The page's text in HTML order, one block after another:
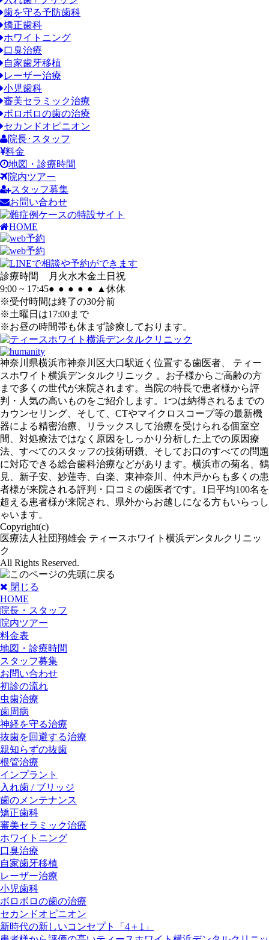
歯を守る予防歯科
矯正歯科
ホワイトニング
口臭治療
自家歯牙移植
レーザー治療
小児歯科
審美セラミック治療
ボロボロの歯の治療
セカンドオピニオン
院長･スタッフ
料金
地図・診療時間
院内ツアー
スタッフ募集
お問い合わせ
HOME
診療時間 月 火水木金土 日 祝
9:00 ~ 17:45● ● ● ● ● ▲ 休休
※受付時間は終了の30分前
※土曜日は17:00まで
※お昼の時間帯も休まず診療しております。
神奈川県横浜市神奈川区大口駅近く位置する歯医者、 ティー
スホワイト横浜デンタルクリニック 。お子様からご高齢の方
まで多くの世代が来院されます。当院の特長で患者様から評
判・人気の高いものをご紹介します。1つは納得されるまでの
カウンセリング、そして、CTやマイクロスコープ等の最新機
器による精密治療、リラックスして治療を受けられる個室空
間、対処療法ではなく原因をしっかり分析した上での原因療
法、すべてのスタッフの技術研鑽、そしてお口のすべての問題
に対応できる総合歯科治療などがあります。横浜市の菊名、鶴
見、新子安、妙蓮寺、白楽、東神奈川、仲木戸からも多くの患
者様が来院される評判・口コミの歯医者です。1日平均100名を
超える患者様が来院され、県外からお越しになる方もいらっし
ゃいます。
Copyright(c)
医療法人社団翔雄会 ティースホワイト横浜デンタルクリニッ
ク
All Rights Reserved.
閉じる
HOME
院長・スタッフ
院内ツアー
料金表
地図・診療時間
スタッフ募集
お問い合わせ
初診の流れ
虫歯治療
歯周病
神経を守る治療
抜歯を回避する治療
親知らずの抜歯
根管治療
インプラント
入れ歯 / ブリッジ
歯のメンテナンス
矯正歯科
審美セラミック治療
ホワイトニング
口臭治療
自家歯牙移植
レーザー治療
小児歯科
ボロボロの歯の治療
セカンドオピニオン
新時代の新しいコンセプト「4＋1」